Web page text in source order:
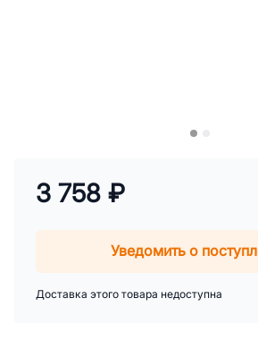
3 758 ₽
Уведомить о
Доставка этого товара недоступна